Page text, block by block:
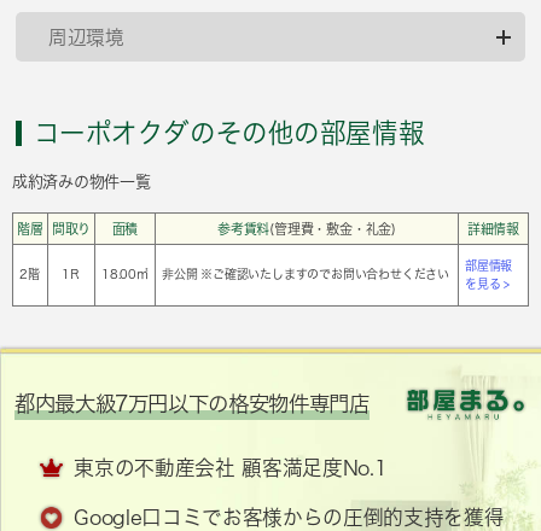
周辺環境
コーポオクダのその他の部屋情報
成約済みの物件一覧
階層 間取り 面積 参考賃料(管理費・敷金・礼金) 詳細情報
2階 1Ｒ 18.00㎡ 非公開 ※ご確認いたしますのでお問い合わせください
部屋情報
を見る >
都内最大級7万円以下の格安物件専門店
東京の不動産会社 顧客満足度No.1
Google口コミでお客様からの圧倒的支持を獲得